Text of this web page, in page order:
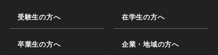
受験生の方へ 在学生の方へ
卒業生の方へ 企業・地域の方へ